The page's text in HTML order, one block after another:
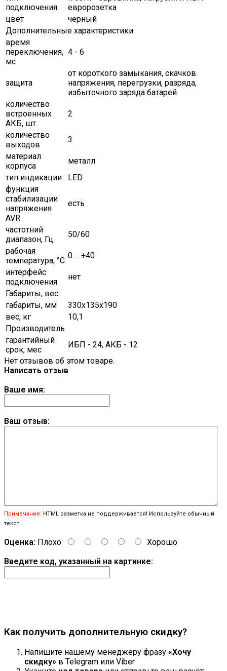
подключения
евророзетка
цвет
черный
Дополнительные характеристики
время
переключения,
мс
4 - 6
защита
от короткого замыкания, скачков
напряжения, перегрузки, разряда,
избыточного заряда батарей
количество
встроенных
АКБ, шт.
2
количество
выходов
3
материал
корпуса
металл
тип индикации
LED
функция
стабилизации
напряжения
AVR
есть
частотний
диапазон, Гц
50/60
рабочая
температура, °C
0 ... +40
интерфейс
подключения
нет
Габариты, вес
габариты, мм
330х135х190
вес, кг
10,1
Производитель
гарантийный
срок, мес
ИБП - 24; АКБ - 12
Нет отзывов об этом товаре.
Написать отзыв
Ваше имя:
Ваш отзыв:
Примечание: HTML разметка не поддерживается! Используйте обычный
текст.
Оценка: Плохо
Хорошо
Введите код, указанный на картинке:
Как получить дополнительную скидку?
Напишите нашему менеджеру фразу «Хочу
скидку» в Telegram или Viber